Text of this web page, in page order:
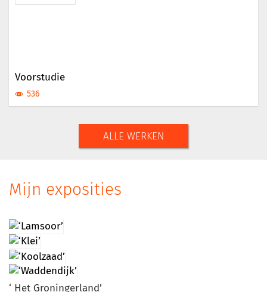
Voorstudie
536
ALLE WERKEN
Mijn exposities
‘ Het Groningerland’